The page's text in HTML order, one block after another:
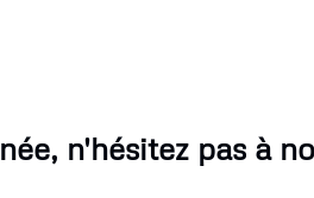
n'hésitez pas à